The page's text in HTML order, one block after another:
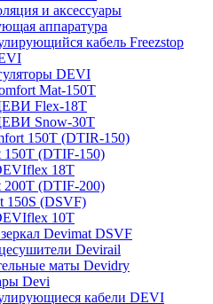
и аксессуары
аппаратура
кабель Freezstop
DEVI
Mat-150T
Flex-18T
Snow-30T
150T (DTIR-150)
150T (DTIF-150)
18T
200T (DTIF-200)
150S (DSVF)
10T
Devimat DSVF
Devirail
маты Devidry
Devi
кабели DEVI